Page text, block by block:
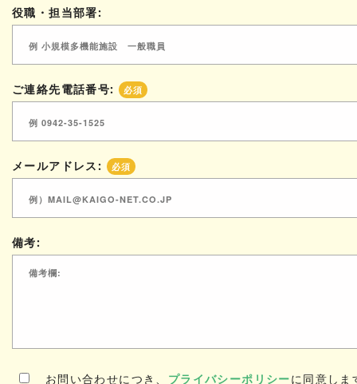
役職・担当部署:
ご連絡先電話番号: 必須
メールアドレス: 必須
備考:
お問い合わせにつき、 プライバシーポリシーに同意しま